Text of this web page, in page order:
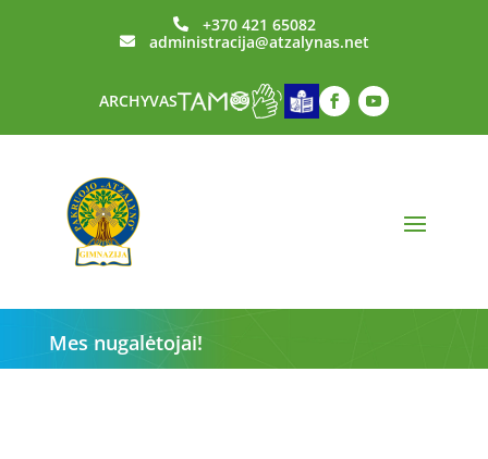
 +370 421 65082
 administracija@atzalynas.net
ARCHYVAS
Mes nugalėtojai!